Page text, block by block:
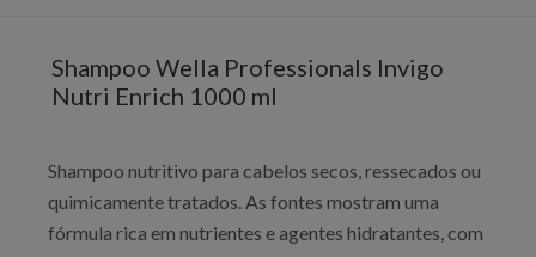
Shampoo Wella Professionals Invigo
Nutri Enrich 1000 ml
Shampoo nutritivo para cabelos secos, ressecados ou
quimicamente tratados. As fontes mostram uma
fórmula rica em nutrientes e agentes hidratantes, com